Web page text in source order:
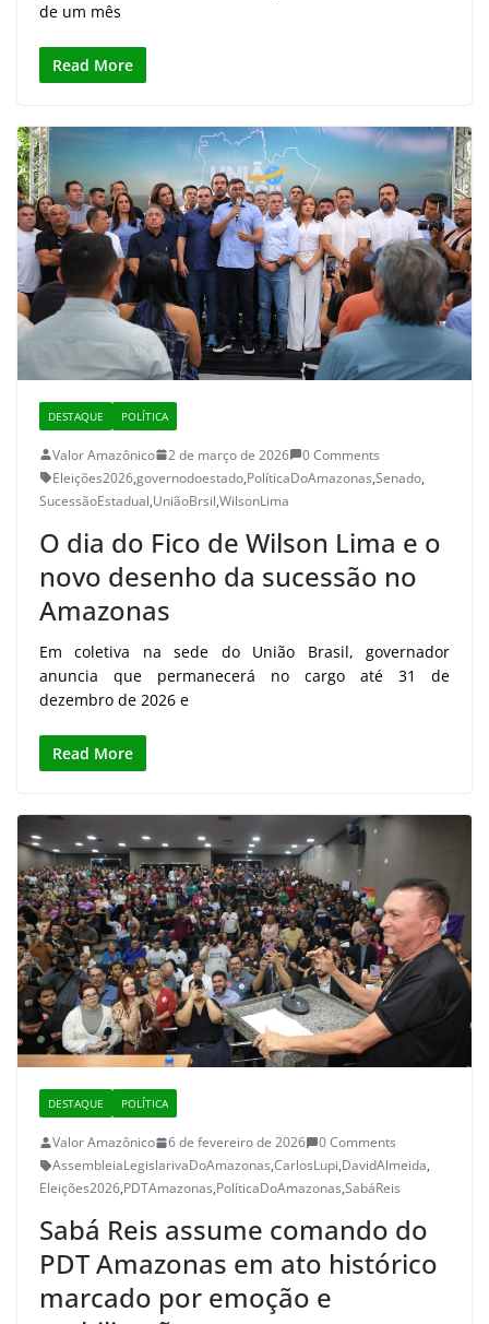
de um mês
Read More
DESTAQUE POLÍTICA
Valor Amazônico 2 de março de 2026
0 Comments
Eleições2026,governodoestado,PolíticaDoAmazonas,Senado,
SucessãoEstadual,UniãoBrsil,WilsonLima
O dia do Fico de Wilson Lima e o
novo desenho da sucessão no
Amazonas
Em coletiva na sede do União Brasil, governador
anuncia que permanecerá no cargo até 31 de
dezembro de 2026 e
Read More
DESTAQUE POLÍTICA
Valor Amazônico 6 de fevereiro de 2026
0 Comments
AssembleiaLegislarivaDoAmazonas,CarlosLupi,DavidAlmeida,
Eleições2026,PDTAmazonas,PolíticaDoAmazonas,SabáReis
Sabá Reis assume comando do
PDT Amazonas em ato histórico
marcado por emoção e